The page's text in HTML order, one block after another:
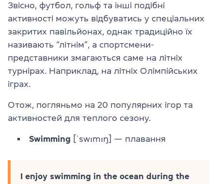
Звісно, футбол, гольф та інші подібні
активності можуть відбуватись у спеціальних
закритих павільйонах, однак традиційно їх
називають “літнім”, а спортсмени-
представники змагаються саме на літніх
турнірах. Наприклад, на літніх Олімпійських
іграх.
Отож, погляньмо на 20 популярних ігор та
активностей для теплого сезону.
Swimming [ˈswɪmɪŋ] — плавання
I enjoy swimming in the ocean during the